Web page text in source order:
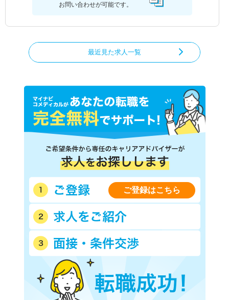
お問い合わせが可能です。
最近見た求人一覧
ご登録はこちら